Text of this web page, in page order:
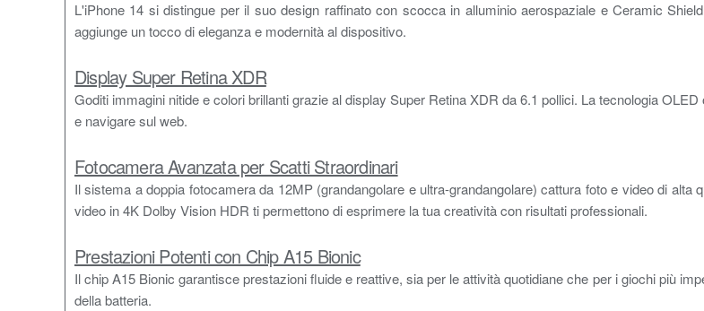
L'iPhone 14 si distingue per il suo design raffinato con scocca in alluminio aerospaziale e Ceramic
aggiunge un tocco di eleganza e modernità al dispositivo.
Display Super Retina XDR
Goditi immagini nitide e colori brillanti grazie al display Super Retina XDR da 6.1 pollici. La tecnologia
e navigare sul web.
Fotocamera Avanzata per Scatti Straordinari
Il sistema a doppia fotocamera da 12MP (grandangolare e ultra-grandangolare) cattura foto e video di
video in 4K Dolby Vision HDR ti permettono di esprimere la tua creatività con risultati professionali.
Prestazioni Potenti con Chip A15 Bionic
Il chip A15 Bionic garantisce prestazioni fluide e reattive, sia per le attività quotidiane che per i giochi più
della batteria.